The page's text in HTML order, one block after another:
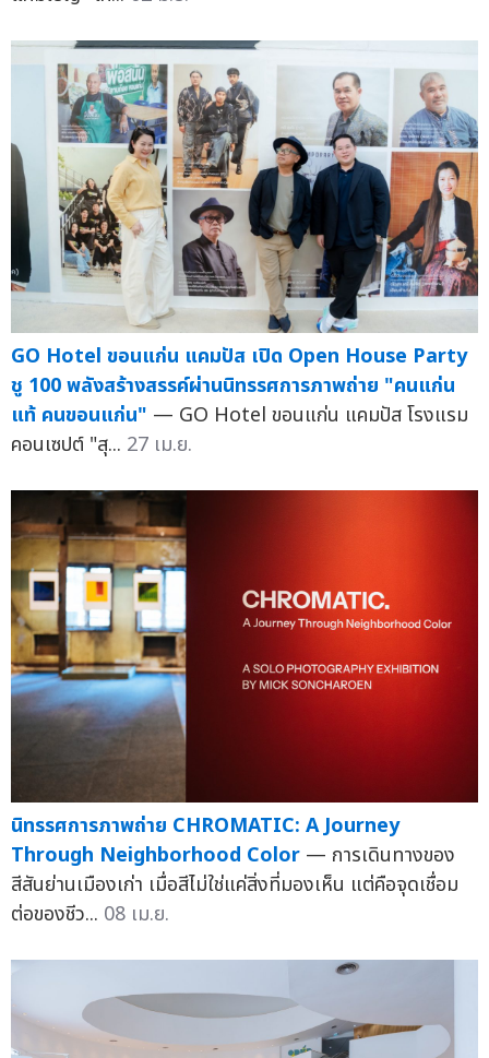
GO Hotel ขอนแก่น แคมปัส เปิด Open House Party
ชู 100 พลังสร้างสรรค์ผ่านนิทรรศการภาพถ่าย "คนแก่น
แท้ คนขอนแก่น" — GO Hotel ขอนแก่น แคมปัส โรงแรม
คอนเซปต์ "สุ... 27 เม.ย.
นิทรรศการภาพถ่าย CHROMATIC: A Journey
Through Neighborhood Color — การเดินทางของ
สีสันย่านเมืองเก่า เมื่อสีไม่ใช่แค่สิ่งที่มองเห็น แต่คือจุดเชื่อม
ต่อของชีว... 08 เม.ย.